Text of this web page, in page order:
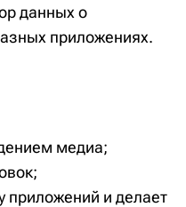
данных о
приложениях.
медиа;
приложений и делает